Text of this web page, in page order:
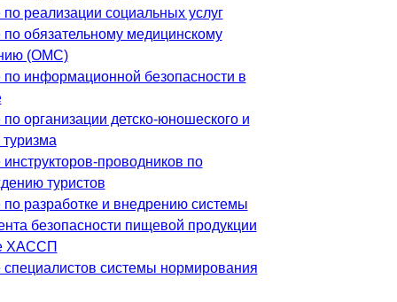
реализации социальных услуг
обязательному медицинскому
(ОМС)
информационной безопасности в
организации детско-юношеского и
туризма
проводников по
туристов
разработке и внедрению системы
безопасности пищевой продукции
ХАССП
системы нормирования